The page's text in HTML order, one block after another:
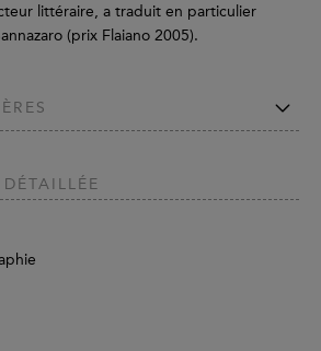
littéraire, a traduit en particulier
(prix Flaiano 2005).